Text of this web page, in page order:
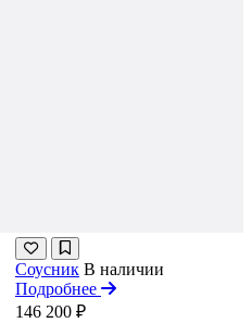
Соусник В наличии
Подробнее
146 200 ₽